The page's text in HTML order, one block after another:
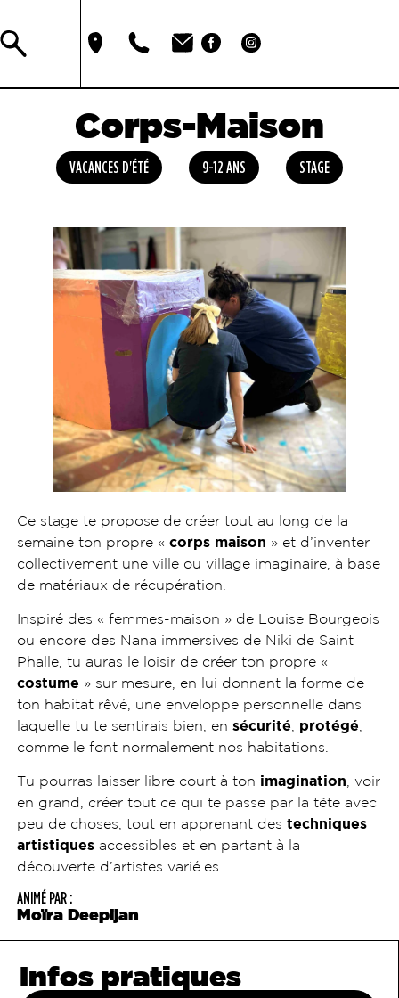
Corps-Maison
VACANCES D'ÉTÉ 9-12 ANS STAGE
Ce stage te propose de créer tout au long de la
semaine ton propre « corps maison » et d’inventer
collectivement une ville ou village imaginaire, à base
de matériaux de récupération.
Inspiré des « femmes-maison » de Louise Bourgeois
ou encore des Nana immersives de Niki de Saint
Phalle, tu auras le loisir de créer ton propre «
costume » sur mesure, en lui donnant la forme de
ton habitat rêvé, une enveloppe personnelle dans
laquelle tu te sentirais bien, en sécurité protégé
comme le font normalement nos habitations.
Tu pourras laisser libre court à ton imagination , voir
en grand, créer tout ce qui te passe par la tête avec
peu de choses, tout en apprenant des techniques
artistiquesaccessibles et en partant à la
découverte d’artistes varié.es.
ANIMÉ PAR :
Moïra Deepijan
Infos pratiques